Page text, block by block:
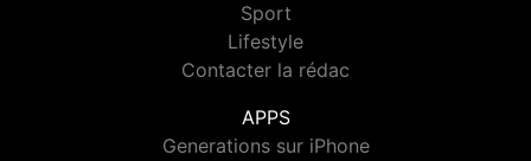
Sport
Lifestyle
Contacter la rédac
APPS
Generations sur iPhone